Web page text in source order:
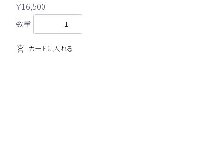
￥16,500
数量
カートに入れる